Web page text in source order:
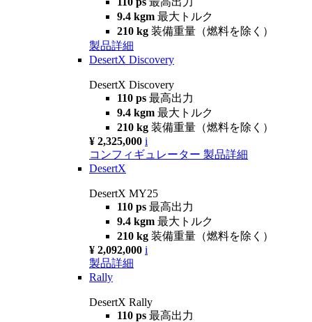
9.4 kgm 最大トルク
210 kg 装備重量（燃料を除く）
製品詳細
DesertX Discovery
DesertX Discovery
110 ps 最高出力
9.4 kgm 最大トルク
210 kg 装備重量（燃料を除く）
¥ 2,325,000 i
コンフィギュレーター 製品詳細
DesertX
DesertX MY25
110 ps 最高出力
9.4 kgm 最大トルク
210 kg 装備重量（燃料を除く）
¥ 2,092,000 i
製品詳細
Rally
DesertX Rally
110 ps 最高出力